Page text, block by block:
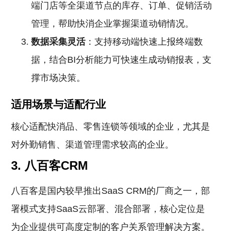
端门店等全渠道节点的库存、订单、促销活动
管理，帮助快消企业掌握渠道动销情况。
数据采集灵活：支持移动端快速上报终端数
据，结合BI分析能力可快速生成动销报表，支
撑市场决策。
适用场景与适配行业
核心适配快消品、零售连锁等领域的企业，尤其是
对外勤销售、渠道管理需求较高的企业。
3. 八百客CRM
八百客是国内较早推出SaaS CRM的厂商之一，部
署模式支持SaaS云部署、混合部署，核心定位是
为企业提供可高度定制的客户关系管理解决方案。